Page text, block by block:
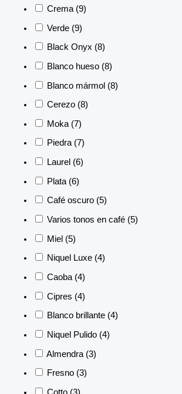
Crema (9)
Verde (9)
Black Onyx (8)
Blanco hueso (8)
Blanco mármol (8)
Cerezo (8)
Moka (7)
Piedra (7)
Laurel (6)
Plata (6)
Café oscuro (5)
Varios tonos en café (5)
Miel (5)
Niquel Luxe (4)
Caoba (4)
Cipres (4)
Blanco brillante (4)
Niquel Pulido (4)
Almendra (3)
Fresno (3)
Cotto (3)